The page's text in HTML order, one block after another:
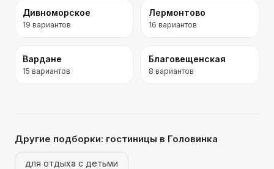
Дивноморское
19 вариантов
Лермонтово
16 вариантов
Вардане
15 вариантов
Благовещенская
8 вариантов
Другие подборки: гостиницы в Головинка
для отдыха с детьми